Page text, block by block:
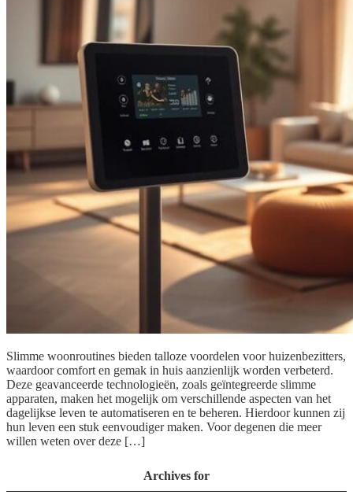
Slimme woonroutines bieden talloze voordelen voor huizenbezitters,
waardoor comfort en gemak in huis aanzienlijk worden verbeterd.
Deze geavanceerde technologieën, zoals geïntegreerde slimme
apparaten, maken het mogelijk om verschillende aspecten van het
dagelijkse leven te automatiseren en te beheren. Hierdoor kunnen zij
hun leven een stuk eenvoudiger maken. Voor degenen die meer
willen weten over deze […]
Archives for